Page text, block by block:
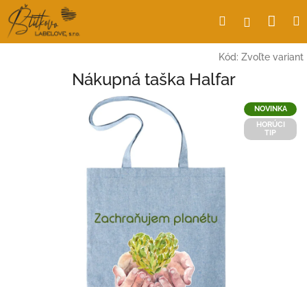
Prejsť
na
obsah
Hľadať
Kód: Zvoľte variant
Nákupná taška Halfar
NOVINKA
HORÚCI
TIP